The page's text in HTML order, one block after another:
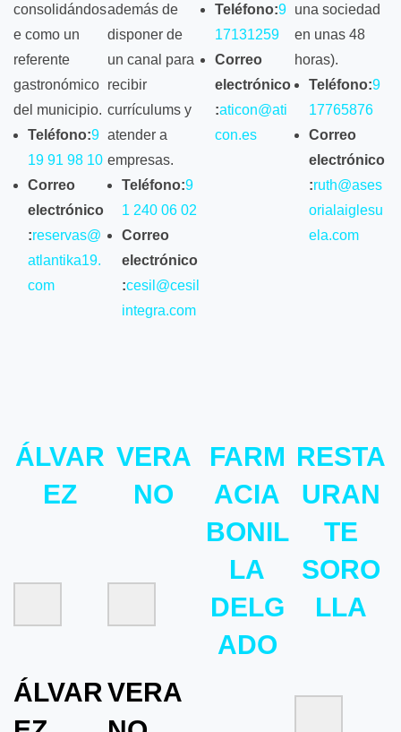
consolidándos
e como un
referente
gastronómico
del municipio.
Teléfono:9
19 91 98 10
Correo
electrónico
:reservas@
atlantika19.
com
además de
disponer de
un canal para
recibir
currículums y
atender a
empresas.
Teléfono:9
1 240 06 02
Correo
electrónico
:cesil@cesil
integra.com
Teléfono:9
17131259
Correo
electrónico
:aticon@ati
con.es
una sociedad
en unas 48
horas).
Teléfono:9
17765876
Correo
electrónico
:ruth@ases
orialaiglesu
ela.com
ÁLVAR
EZ
ÁLVAR
VERA
NO
VERA
FARM
ACIA
BONIL
LA
DELG
ADO
RESTA
URAN
TE
SORO
LLA